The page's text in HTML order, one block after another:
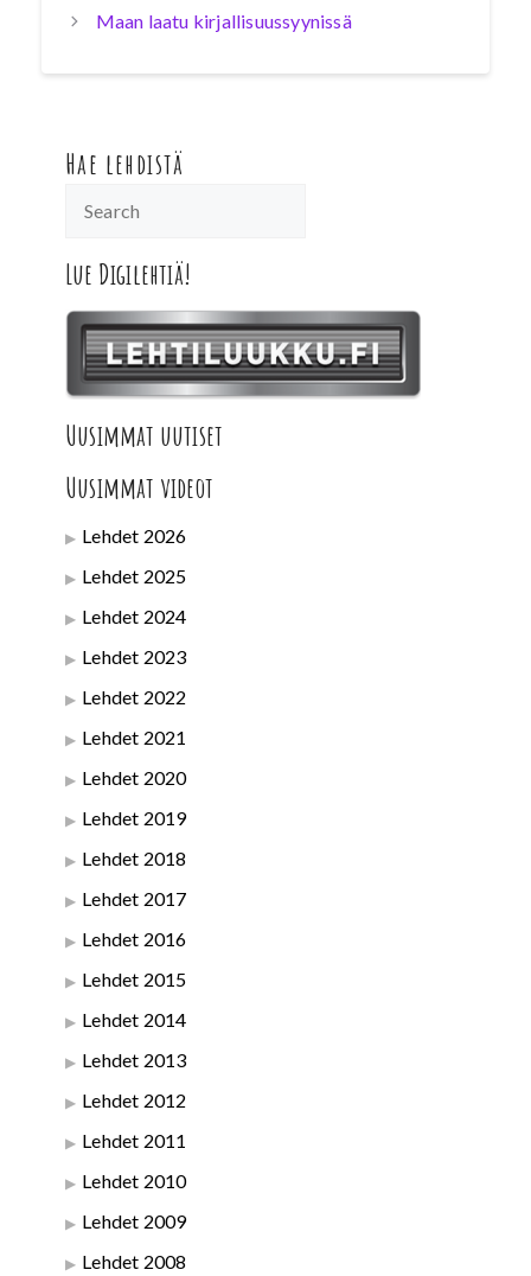
Maan laatu kirjallisuussyynissä
Hae lehdistä
Lue Digilehtiä!
Uusimmat uutiset
Uusimmat videot
Lehdet 2026
Lehdet 2025
Lehdet 2024
Lehdet 2023
Lehdet 2022
Lehdet 2021
Lehdet 2020
Lehdet 2019
Lehdet 2018
Lehdet 2017
Lehdet 2016
Lehdet 2015
Lehdet 2014
Lehdet 2013
Lehdet 2012
Lehdet 2011
Lehdet 2010
Lehdet 2009
Lehdet 2008